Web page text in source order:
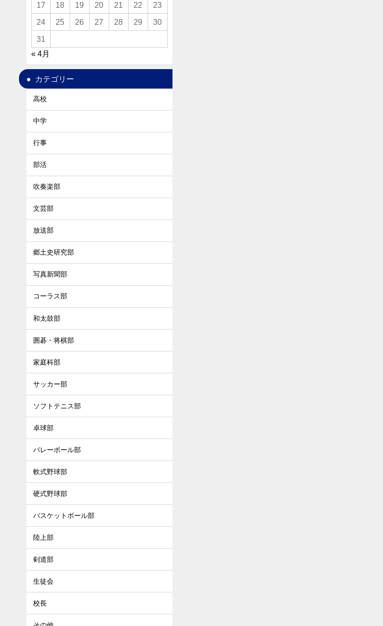
17 18 19 20 21 22 23
24 25 26 27 28 29 30
31
« 4月
カテゴリー
高校
中学
行事
部活
吹奏楽部
文芸部
放送部
郷土史研究部
写真新聞部
コーラス部
和太鼓部
囲碁・将棋部
家庭科部
サッカー部
ソフトテニス部
卓球部
バレーボール部
軟式野球部
硬式野球部
バスケットボール部
陸上部
剣道部
生徒会
校長